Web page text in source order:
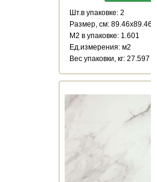
Шт.в упаковке: 2
Размер, см: 89.46x89.46
М2 в упаковке: 1.601
Ед.измерения: м2
Веc упаковки, кг: 27.597